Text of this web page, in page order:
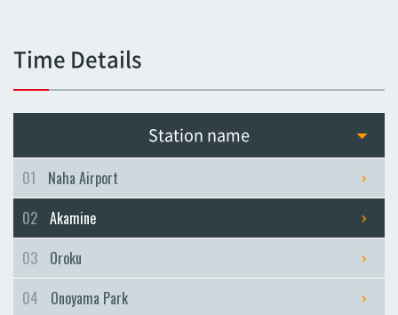
Asato
Asahibashi
Prefectural Office
Miebashi
Time Details
Station name
01
Naha Airport
02 Akamine
03
Oroku
04
Onoyama Park